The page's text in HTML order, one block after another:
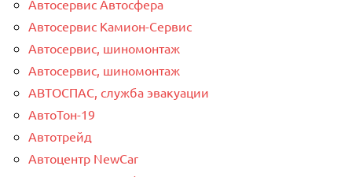
Автосервис Автосфера
Автосервис Камион-Сервис
Автосервис, шиномонтаж
Автосервис, шиномонтаж
АВТОСПАС, служба эвакуации
АвтоТон-19
Автотрейд
Автоцентр NewCar